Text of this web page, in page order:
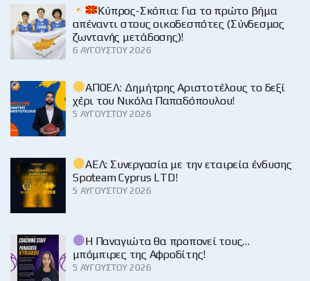
Κύπρος-Σκόπια: Για το πρώτο βήμα
απέναντι στους οικοδεσπότες (Σύνδεσμος
ζωντανής μετάδοσης)!
6 ΑΥΓΟΎΣΤΟΥ 2026
ΑΠΟΕΛ: Δημήτρης Αριστοτέλους το δεξί
χέρι του Νικόλα Παπαδόπουλου!
5 ΑΥΓΟΎΣΤΟΥ 2026
ΑΕΛ: Συνεργασία με την εταιρεία ένδυσης
Spoteam Cyprus LTD!
5 ΑΥΓΟΎΣΤΟΥ 2026
Η Παναγιώτα θα προπονεί τους…
μπόμπιρες της Αφροδίτης!
5 ΑΥΓΟΎΣΤΟΥ 2026